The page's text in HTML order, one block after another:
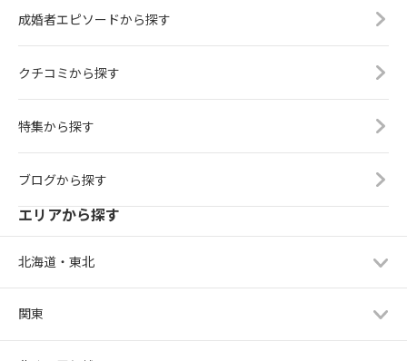
成婚者エピソードから探す
クチコミから探す
特集から探す
ブログから探す
エリアから探す
北海道・東北
関東